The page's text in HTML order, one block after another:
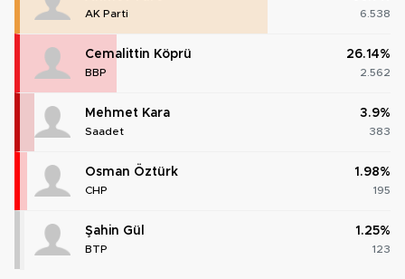
AK Parti 6.538
Cemalittin Köprü
BBP
26.14%
2.562
Mehmet Kara
Saadet
3.9%
383
Osman Öztürk
CHP
1.98%
195
Şahin Gül
BTP
1.25%
123